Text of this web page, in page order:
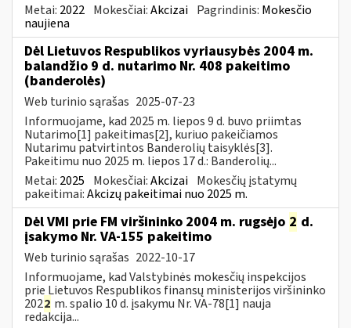
Metai: 2022 Mokesčiai:Akcizai Pagrindinis: Mokesčio
naujiena
Dėl Lietuvos Respublikos vyriausybės 2004 m.
balandžio 9 d. nutarimo Nr. 408 pakeitimo
(banderolės)
Web turinio sąrašas 2025-07-23
Informuojame, kad 2025 m. liepos 9 d. buvo priimtas
Nutarimo[1] pakeitimas[2], kuriuo pakeičiamos
Nutarimu patvirtintos Banderolių taisyklės[3].
Pakeitimu nuo 2025 m. liepos 17 d.: Banderolių...
Metai: 2025 Mokesčiai:Akcizai Mokesčių įstatymų
pakeitimai:Akcizų pakeitimai nuo 2025 m.
Dėl VMI prie FM viršininko 2004 m. rugsėjo 2 d.
įsakymo Nr. VA-155 pakeitimo
Web turinio sąrašas 2022-10-17
Informuojame, kad Valstybinės mokesčių inspekcijos
prie Lietuvos Respublikos finansų ministerijos viršininko
2022 m. spalio 10 d. įsakymu Nr. VA-78[1] nauja
redakcija...